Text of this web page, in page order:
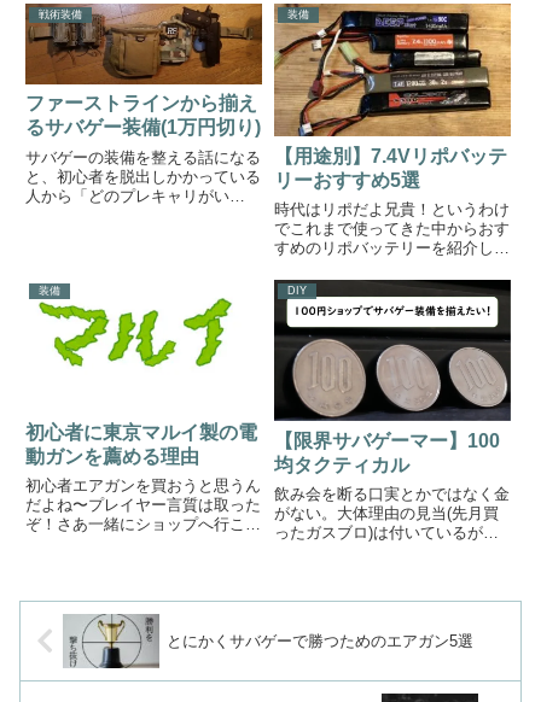
解説していきます。フォアグリッ
プ一つとっても、その銃の使い方
と性格を考慮して装着することで
サバゲー中にアドバンテージを取
ることができるようになります。
戦、閉所での小回り、そして何よ
りロマン。マガジンを挿入してス
ライドを引けば気分はさながらハ
リウッド映画の主人公です。本稿
で...
戦術装備
ファーストラインから揃え
るサバゲー装備(1万円切り)
サバゲーの装備を整える話になる
と、初心者を脱出しかかっている
人から「どのプレキャリがい
おけば迷彩やプレキャリがなくて
も「それ...
装備
【用途別】7.4Vリポバッテ
リーおすすめ5選
時代はリポだよ兄貴！というわけ
でこれまで使ってきた中からおす
すめのリポバッテリーを紹介しま
いな記事って死ぬほど胡散臭いか
ら大嫌いなタイトルなんですが、
PVが稼げるのでついつい付けて
しまうんですよね。沼の精すい...
装備
初心者に東京マルイ製の電
動ガンを薦める理由
初心者エアガンを買おうと思うん
だよね〜プレイヤー言質は取った
ぞ！さあ一緒にショップへ行こ
け！間違いないぞ！初心者みんな
そう言うけどさ、なんかマルイっ
て...
DIY
【限界サバゲーマー】100
均タクティカル
飲み会を断る口実とかではなく金
がない。大体理由の見当(先月買
ったガスブロ)は付いているがそ
代用していきましょう。筆者の...
とにかくサバゲーで勝つためのエアガン5選